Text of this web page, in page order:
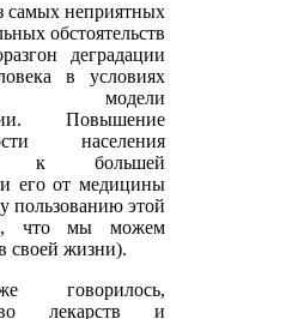
самых неприятных
обстоятельств
деградации
в условиях
модели
Повышение
населения
к большей
его от медицины
пользованию этой
что мы можем
своей жизни).
говорилось,
лекарств и